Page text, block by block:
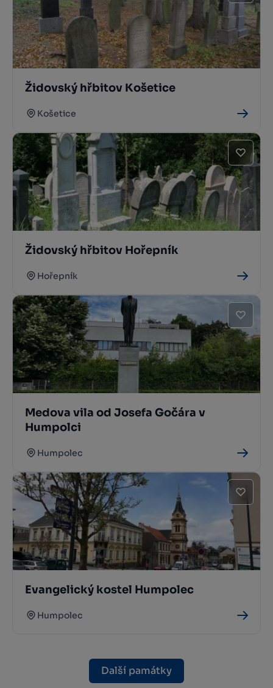
Židovský hřbitov Košetice
Košetice
Židovský hřbitov Hořepník
Hořepník
Medova vila od Josefa Gočára v
Humpolci
Humpolec
Evangelický kostel Humpolec
Humpolec
Další památky